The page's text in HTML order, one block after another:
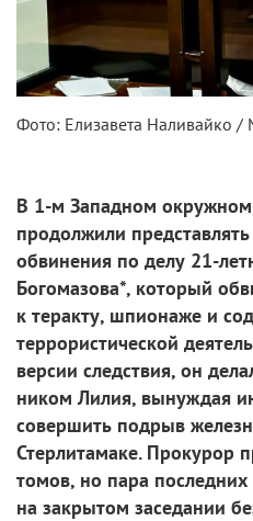
Фото: Елизавета Наливайко /
В 1-м Западном
продолжили
обвинения по делу 21-
Богомазова*, который
к теракту, шпионаже и
террористической
версии следствия, он
ником Лилия, вынуждая
совершить подрыв
Стерлитамаке. Прокурор
томов, но пара последних
на закрытом заседании